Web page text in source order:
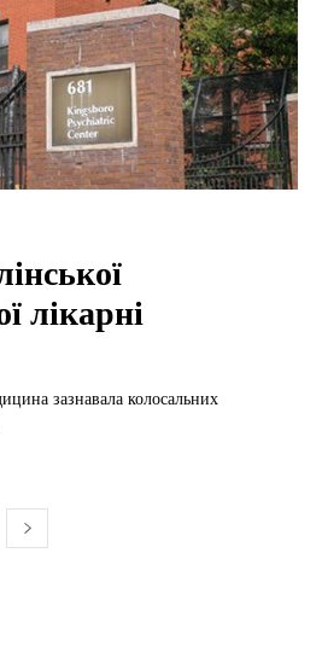
лікарні
зазнавала колосальних